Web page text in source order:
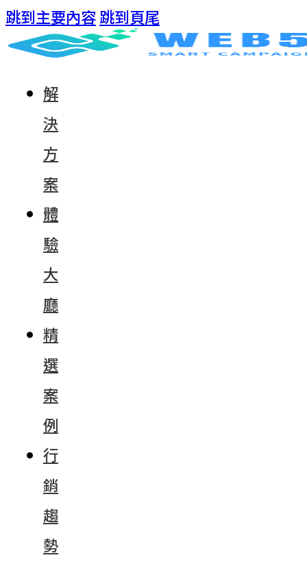
跳到主要內容跳到頁尾
解
決
方
案
體
驗
大
廳
精
選
案
例
行
銷
趨
勢